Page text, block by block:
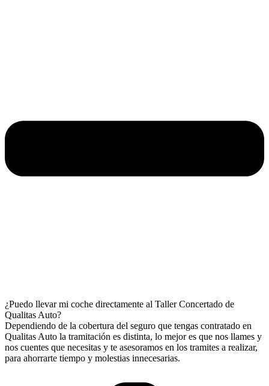
¿Puedo llevar mi coche directamente al Taller Concertado de
Qualitas Auto?
Dependiendo de la cobertura del seguro que tengas contratado en
Qualitas Auto la tramitación es distinta, lo mejor es que nos llames y
nos cuentes que necesitas y te asesoramos en los tramites a realizar,
para ahorrarte tiempo y molestias innecesarias.